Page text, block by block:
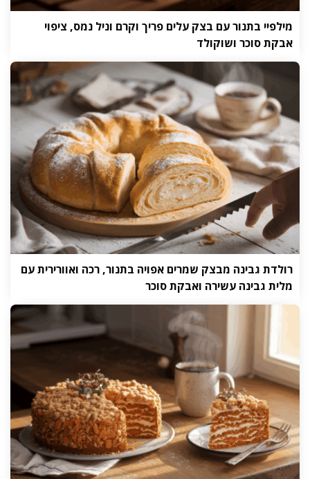
מילפיי בתנור עם בצק עלים פריך וקרם וניל נמס, ציפוי
אבקת סוכר ושוקולד
רולדת גבינה מבצק שמרים אפויה בתנור, רכה ואוורירית עם
מלית גבינה עשירה ואבקת סוכר